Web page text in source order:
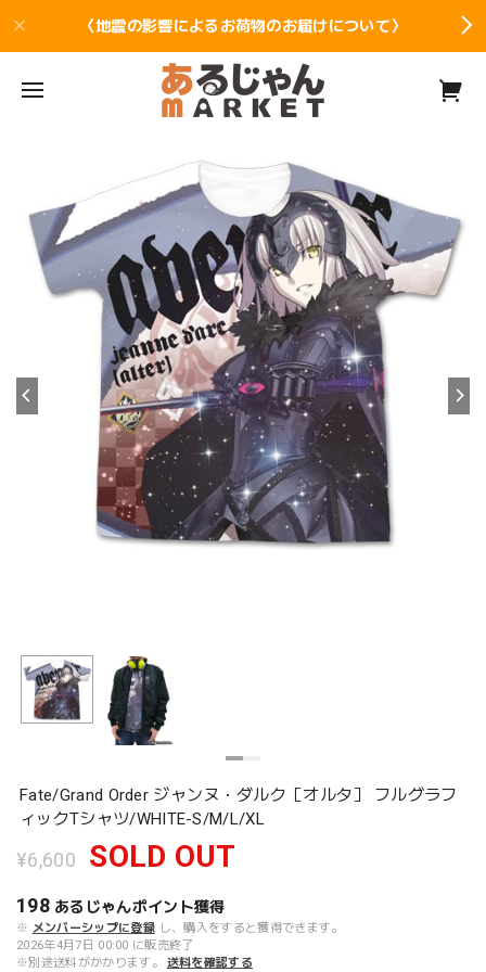
〈地震の影響によるお荷物のお届けについて〉
Fate/Grand Order ジャンヌ・ダルク［オルタ］ フルグラフ
ィックTシャツ/WHITE-S/M/L/XL
¥6,600 SOLD OUT
198 あるじゃんポイント獲得
※ メンバーシップに登録 し、購入をすると獲得できます。
2026年4月7日 00:00 に販売終了
※別途送料がかかります。
送料を確認する